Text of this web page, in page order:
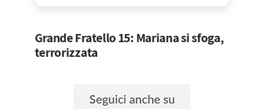
Grande Fratello 15: Mariana si sfoga,
terrorizzata